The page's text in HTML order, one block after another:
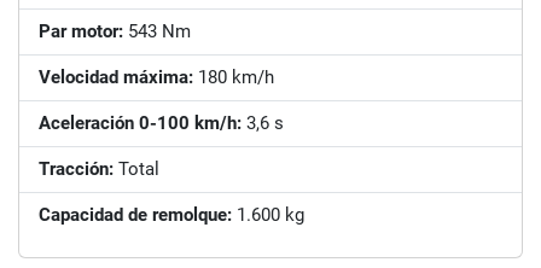
Par motor: 543 Nm
Velocidad máxima: 180 km/h
Aceleración 0-100 km/h: 3,6 s
Tracción: Total
Capacidad de remolque: 1.600 kg